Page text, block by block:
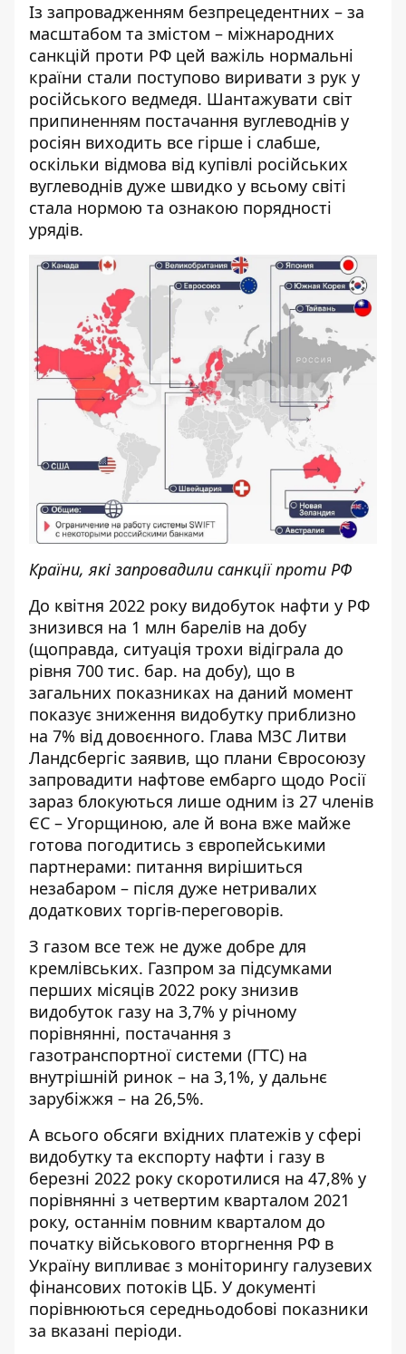
Із запровадженням безпрецедентних – за
масштабом та змістом – міжнародних
санкцій проти РФ цей важіль нормальні
країни стали поступово виривати з рук у
російського ведмедя. Шантажувати світ
припиненням постачання вуглеводнів у
росіян виходить все гірше і слабше,
оскільки відмова від купівлі російських
вуглеводнів дуже швидко у всьому світі
стала нормою та ознакою порядності
урядів.
Країни, які запровадили санкції проти РФ
До квітня 2022 року видобуток нафти у РФ
знизився на 1 млн барелів на добу
(щоправда, ситуація трохи відіграла до
рівня 700 тис. бар. на добу), що в
загальних показниках на даний момент
показує зниження видобутку приблизно
на 7% від довоєнного. Глава МЗС Литви
Ландсбергіс заявив, що плани Євросоюзу
запровадити нафтове ембарго щодо Росії
зараз блокуються лише одним із 27 членів
ЄС – Угорщиною, але й вона вже майже
готова погодитись з європейськими
партнерами: питання вирішиться
незабаром – після дуже нетривалих
додаткових торгів-переговорів.
З газом все теж не дуже добре для
кремлівських. Газпром за підсумками
перших місяців 2022 року знизив
видобуток газу на 3,7% у річному
порівнянні, постачання з
газотранспортної системи (ГТС) на
внутрішній ринок – на 3,1%, у дальнє
зарубіжжя – на 26,5%.
А всього обсяги вхідних платежів у сфері
видобутку та експорту нафти і газу в
березні 2022 року скоротилися на 47,8% у
порівнянні з четвертим кварталом 2021
року, останнім повним кварталом до
початку військового вторгнення РФ в
Україну випливає з моніторингу галузевих
фінансових потоків ЦБ. У документі
порівнюються середньодобові показники
за вказані періоди.